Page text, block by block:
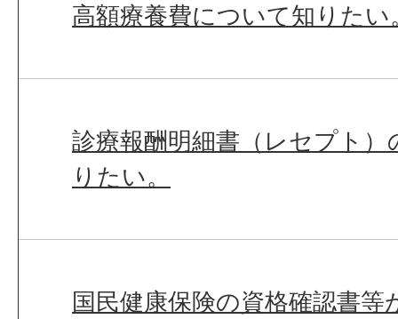
高額療養費について知りたい
診療報酬明細書（レセプト
りたい。
国民健康保険の資格確認書